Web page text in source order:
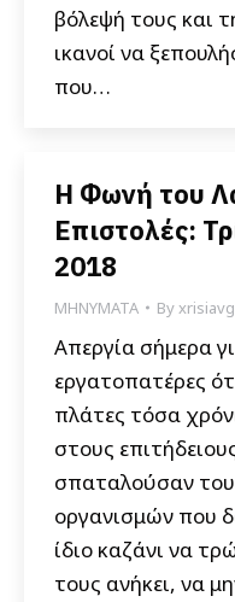
βόλεψή τους και
ικανοί να
που…
Η Φωνή του
Επιστολές:
2018
ΜΗΝΥΜΑΤΑ By
Απεργία σήμερα
εργατοπατέρες
πλάτες τόσα
στους
σπαταλούσαν
οργανισμών που
ίδιο καζάνι να
τους ανήκει, να